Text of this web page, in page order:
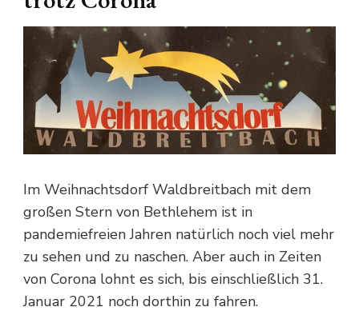
Im Weihnachtsdorf Waldbreitbach mit dem
großen Stern von Bethlehem ist in
pandemiefreien Jahren natürlich noch viel mehr
zu sehen und zu naschen. Aber auch in Zeiten
von Corona lohnt es sich, bis einschließlich 31.
Januar 2021 noch dorthin zu fahren.